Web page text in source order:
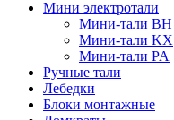
Мини электротали
Мини-тали BH
Мини-тали KX
Мини-тали PA
Ручные тали
Лебедки
Блоки монтажные